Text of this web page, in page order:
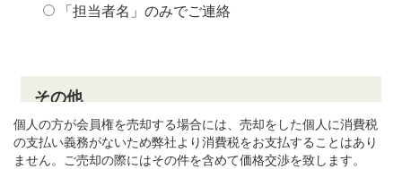
個人の方が会員権を売却する場合には、売却をした個人に消費税
の支払い義務がないため弊社より消費税をお支払することはあり
ません。ご売却の際にはその件を含めて価格交渉を致します。